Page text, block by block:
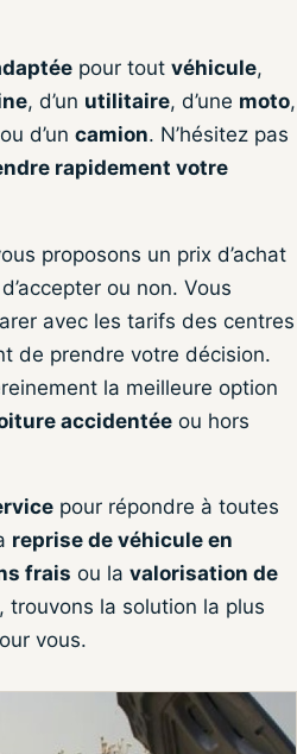
pour tout véhicule,
, d’un utilitaire, d’une moto,
ou d’un camion. N’hésitez pas
rapidement votre
proposons un prix d’achat
ou non. Vous
avec les tarifs des centres
de prendre votre décision.
la meilleure option
accidentée ou hors
pour répondre à toutes
reprise de véhicule en
frais ou la valorisation de
trouvons la solution la plus
vous.